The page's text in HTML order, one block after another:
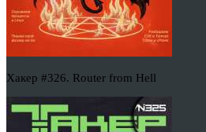
Хакер #326. Router from Hell